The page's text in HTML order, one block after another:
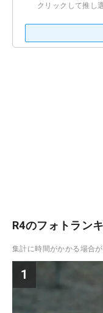
クリックして推し
R4のフォトラン
集計に時間がかかる場合が
1